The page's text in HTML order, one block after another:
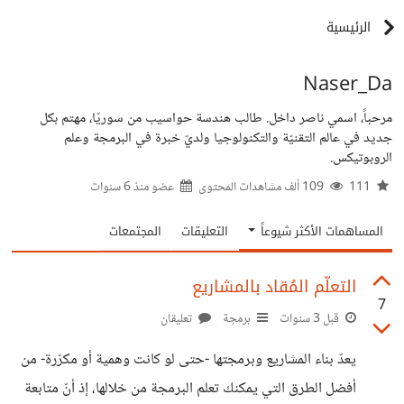
الرئيسية
Naser_Da
مرحباً، اسمي ناصر داخل. طالب هندسة حواسيب من سوريّا، مهتم بكل
جديد في عالم التقنيّة والتكنولوجيا ولديّ خبرة في البرمجة وعلم
الروبوتيكس.
عضو منذ6 سنوات
المساهمات الأكثر شيوعاً التعليقات المجتمعات
7
التعلّم المُقاد بالمشاريع
قبل 3 سنوات برمجة تعليقان
يعدّ بناء المشاريع وبرمجتها -حتى لو كانت وهمية أو مكرّرة- من
أفضل الطرق التي يمكنك تعلم البرمجة من خلالها، إذ أنّ متابعة